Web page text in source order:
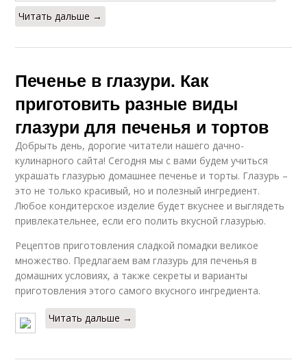
Читать дальше →
Печенье в глазури. Как
приготовить разные виды
глазури для печенья и тортов
Добрыть день, дорогие читатели нашего дачно-
кулинарного сайта! Сегодня мы с вами будем учиться
украшать глазурью домашнее печенье и торты. Глазурь –
это не только красивый, но и полезный ингредиент.
Любое кондитерское изделие будет вкуснее и выглядеть
привлекательнее, если его полить вкусной глазурью.
Рецептов приготовления сладкой помадки великое
множество. Предлагаем вам глазурь для печенья в
домашних условиях, а также секреты и варианты
приготовления этого самого вкусного ингредиента.
Читать дальше →